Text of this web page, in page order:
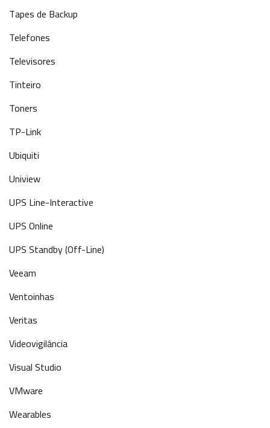
Tapes de Backup
Telefones
Televisores
Tinteiro
Toners
TP-Link
Ubiquiti
Uniview
UPS Line-Interactive
UPS Online
UPS Standby (Off-Line)
Veeam
Ventoinhas
Veritas
Videovigilância
Visual Studio
VMware
Wearables